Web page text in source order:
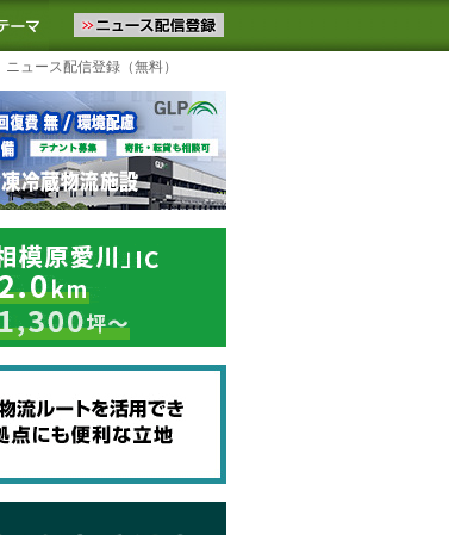
届けします。物流ニュースメール配信を登録す
に追加 よく見るテーマ
ニュース配信登録（無料）